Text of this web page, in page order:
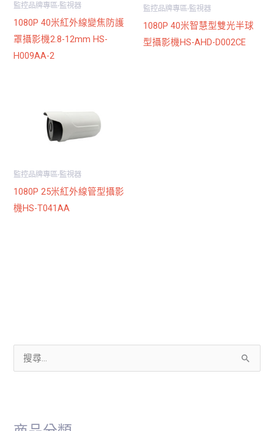
監控品牌專區-監視器
1080P 40米紅外線變焦防護
罩攝影機2.8-12mm HS-
H009AA-2
監控品牌專區-監視器
1080P 40米智慧型雙光半球
型攝影機HS-AHD-D002CE
監控品牌專區-監視器
1080P 25米紅外線管型攝影
機HS-T041AA